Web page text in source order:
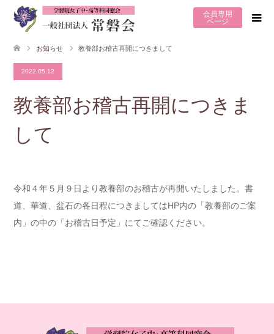
会員専用
ページ
お知らせ 教養部お稽古再開につきまして
2022.05.12
教養部お稽古再開につきま
して
令和４年５月９日より教養部のお稽古が再開いたしました。書
道、華道、盆石の各日程につきましてはHP内の「教養部のご案
内」の中の「お稽古日予定」にてご確認ください。